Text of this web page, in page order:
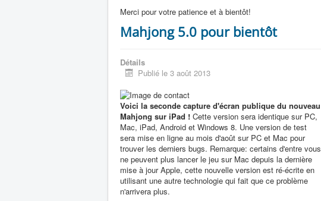
Merci pour votre patience et à bientôt!
Mahjong 5.0 pour bientôt
Détails
Publié le 3 août 2013
Voici la seconde capture d'écran publique du nouveau
Mahjong sur iPad ! Cette version sera identique sur PC,
Mac, iPad, Android et Windows 8. Une version de test
sera mise en ligne au mois d'août sur PC et Mac pour
trouver les derniers bugs. Remarque: certains d'entre vous
ne peuvent plus lancer le jeu sur Mac depuis la dernière
mise à jour Apple, cette nouvelle version est ré-écrite en
utilisant une autre technologie qui fait que ce problème
n'arrivera plus.